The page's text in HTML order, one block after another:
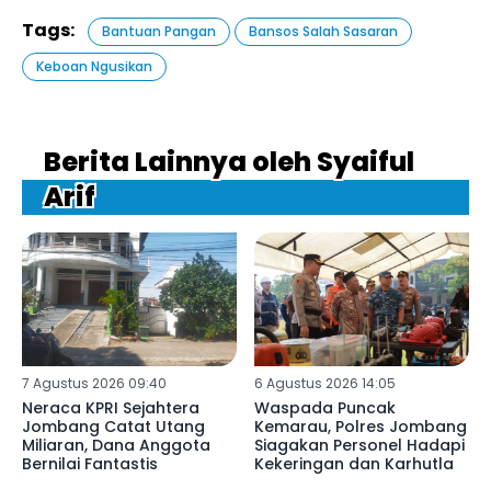
Tags: Bantuan Pangan
Bansos Salah Sasaran
Keboan Ngusikan
Berita Lainnya oleh Syaiful
Arif
7 Agustus 2026 09:40
Neraca KPRI Sejahtera
Jombang Catat Utang
Miliaran, Dana Anggota
Bernilai Fantastis
6 Agustus 2026 14:05
Waspada Puncak
Kemarau, Polres Jombang
Siagakan Personel Hadapi
Kekeringan dan Karhutla